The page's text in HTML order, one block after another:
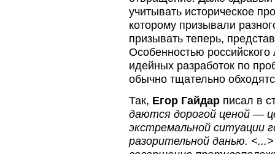
учитывать историческое
которому призывали
призывать теперь,
Особенностью
идейных разработок по
обычно тщательно
Так, Егор Гайдар писал в
даются дорогой ценой —
экстремальной ситуации
разорительной данью.